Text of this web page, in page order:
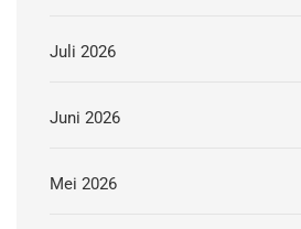
Juli 2026
Juni 2026
Mei 2026